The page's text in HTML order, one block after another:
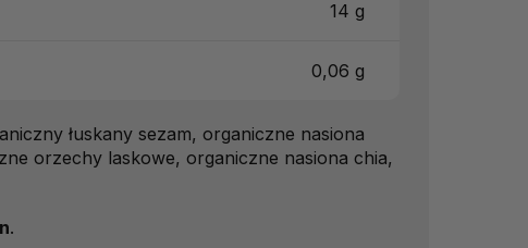
14 g
0,06 g
łuskany sezam, organiczne nasiona
orzechy laskowe, organiczne nasiona chia,
.